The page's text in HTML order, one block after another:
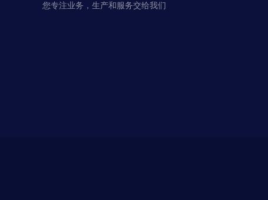
您专注业务，生产和服务交给我们